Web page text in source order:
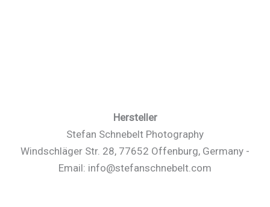
Hersteller
Stefan Schnebelt Photography
Windschläger Str. 28, 77652 Offenburg, Germany -
Email: info@stefanschnebelt.com